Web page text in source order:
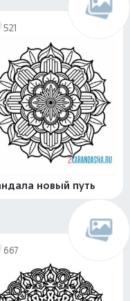
521
новый путь
667